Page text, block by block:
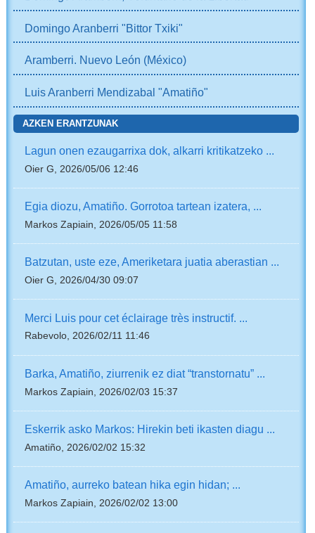
Domingo Aranberri "Bittor Txiki"
Aramberri. Nuevo León (México)
Luis Aranberri Mendizabal "Amatiño"
AZKEN ERANTZUNAK
Lagun onen ezaugarrixa dok, alkarri kritikatzeko ...
Oier G, 2026/05/06 12:46
Egia diozu, Amatiño. Gorrotoa tartean izatera, ...
Markos Zapiain, 2026/05/05 11:58
Batzutan, uste eze, Ameriketara juatia aberastian ...
Oier G, 2026/04/30 09:07
Merci Luis pour cet éclairage très instructif. ...
Rabevolo, 2026/02/11 11:46
Barka, Amatiño, ziurrenik ez diat “transtornatu” ...
Markos Zapiain, 2026/02/03 15:37
Eskerrik asko Markos: Hirekin beti ikasten diagu ...
Amatiño, 2026/02/02 15:32
Amatiño, aurreko batean hika egin hidan; ...
Markos Zapiain, 2026/02/02 13:00